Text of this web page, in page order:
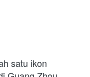
satu ikon